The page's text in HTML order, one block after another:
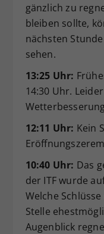
gänzlich zu
bleiben sollte,
nächsten
sehen.
13:25 Uhr:
14:30 Uhr.
12:11 Uhr: Kein
10:40 Uhr: Das
der ITF wurde
Welche
Stelle
Augenblick